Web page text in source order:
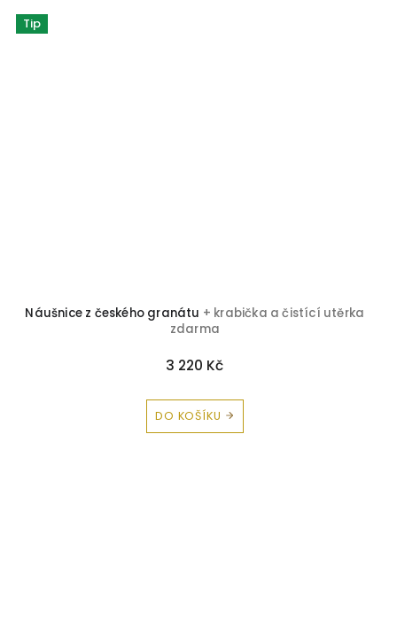
Tip
Náušnice z českého granátu + krabička a čistící utěrka
zdarma
3 220 Kč
DO KOŠÍKU